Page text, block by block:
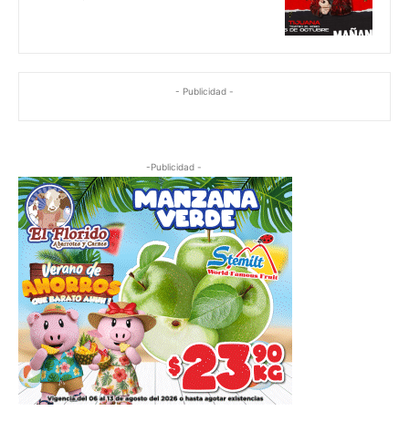
- Publicidad -
-Publicidad -